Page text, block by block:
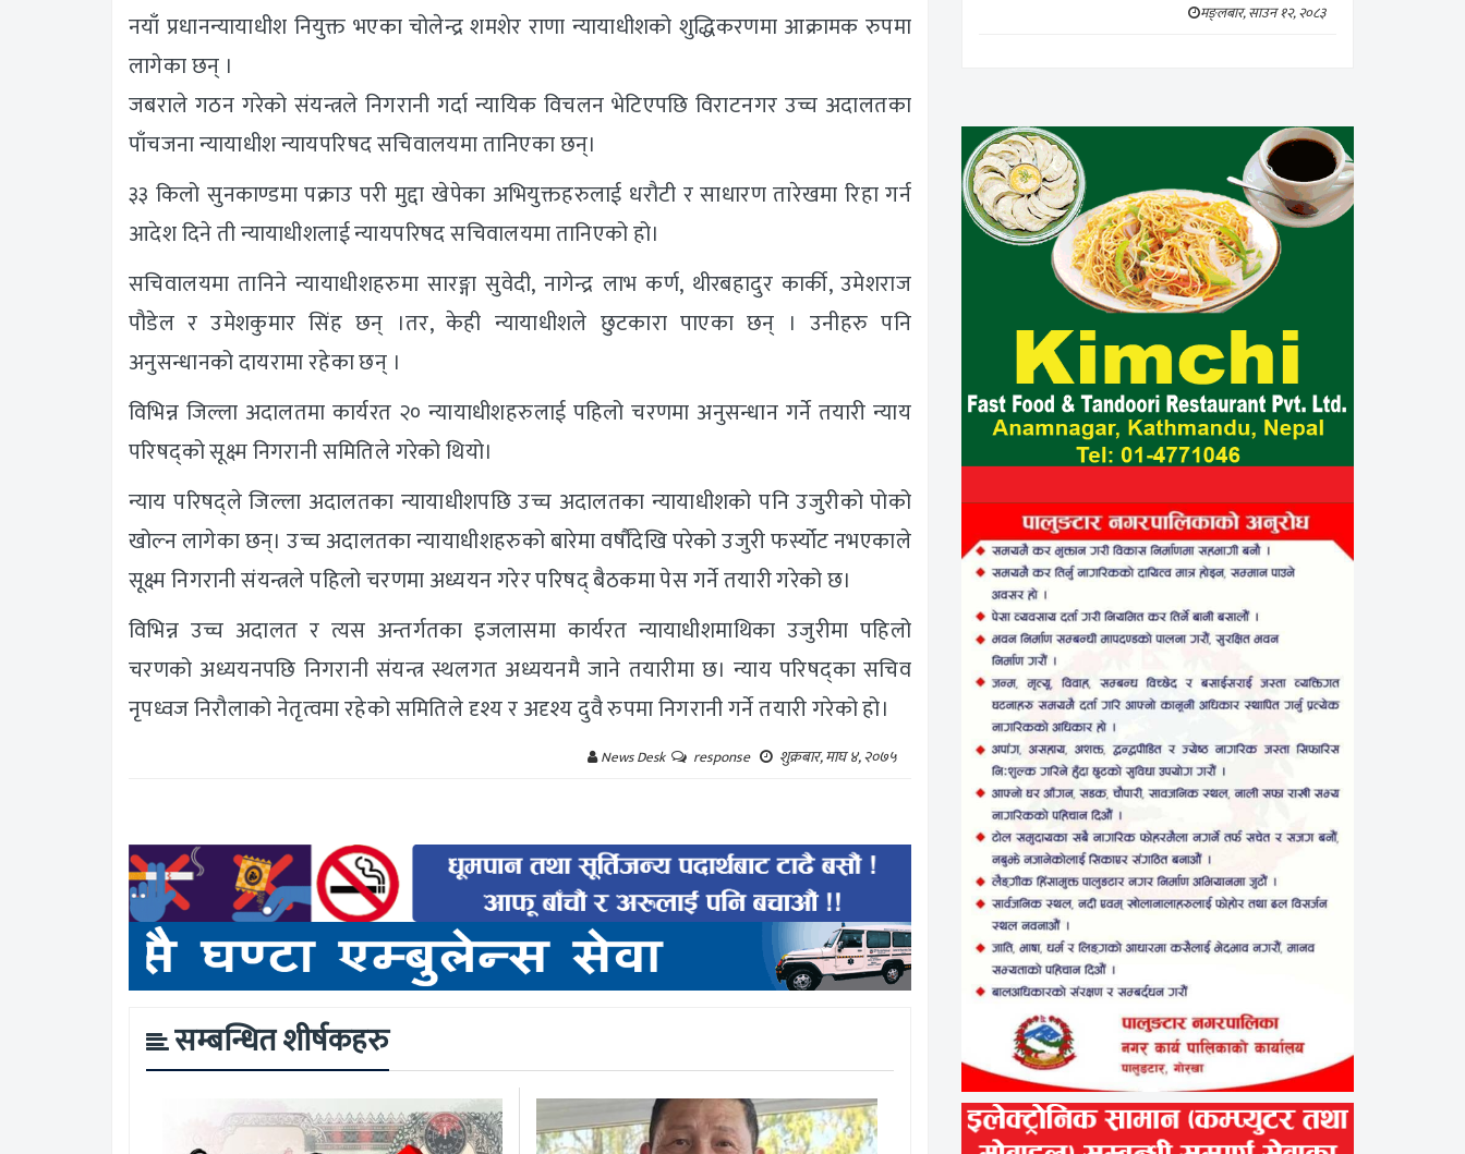
नयाँ प्रधानन्यायाधीश नियुक्त भएका चोलेन्द्र शमशेर राणा न्यायाधीशको शुद्धिकरणमा आक्रामक रुपमा
लागेका छन् ।
जबराले गठन गरेको संयन्त्रले निगरानी गर्दा न्यायिक विचलन भेटिएपछि विराटनगर उच्च अदालतका
पाँचजना न्यायाधीश न्यायपरिषद सचिवालयमा तानिएका छन्।
३३ किलो सुनकाण्डमा पक्राउ परी मुद्दा खेपेका अभियुक्तहरुलाई धरौटी र साधारण तारेखमा रिहा गर्न
आदेश दिने ती न्यायाधीशलाई न्यायपरिषद सचिवालयमा तानिएको हो।
सचिवालयमा तानिने न्यायाधीशहरुमा सारङ्गा सुवेदी, नागेन्द्र लाभ कर्ण, थीरबहादुर कार्की, उमेशराज
पौडेल र उमेशकुमार सिंह छन् ।तर, केही न्यायाधीशले छुटकारा पाएका छन् । उनीहरु पनि
अनुसन्धानको दायरामा रहेका छन् ।
विभिन्न जिल्ला अदालतमा कार्यरत २० न्यायाधीशहरुलाई पहिलो चरणमा अनुसन्धान गर्ने तयारी न्याय
परिषद्‌को सूक्ष्म निगरानी समितिले गरेको थियो।
न्याय परिषद्‌ले जिल्ला अदालतका न्यायाधीशपछि उच्च अदालतका न्यायाधीशको पनि उजुरीको पोको
खोल्न लागेका छन्। उच्च अदालतका न्यायाधीशहरुको बारेमा वर्षौंदेखि परेको उजुरी फर्स्योट नभएकाले
सूक्ष्म निगरानी संयन्त्रले पहिलो चरणमा अध्ययन गरेर परिषद् बैठकमा पेस गर्ने तयारी गरेको छ।
विभिन्न उच्च अदालत र त्यस अन्तर्गतका इजलासमा कार्यरत न्यायाधीशमाथिका उजुरीमा पहिलो
चरणको अध्ययनपछि निगरानी संयन्त्र स्थलगत अध्ययनमै जाने तयारीमा छ। न्याय परिषद्का सचिव
नृपध्वज निरौलाको नेतृत्वमा रहेको समितिले दृश्य र अदृश्य दुवै रुपमा निगरानी गर्ने तयारी गरेको हो।
News Desk response शुक्रबार, माघ ४, २०७५
सम्बन्धित शीर्षकहरु
मङ्लबार, साउन १२, २०८३